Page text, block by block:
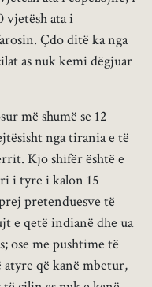
vjetësh ata i
Çdo ditë ka nga
as nuk kemi dëgjuar
më shumë se 12
nga tirania e të
Kjo shifër është e
i tyre i kalon 15
pretenduesve të
e qetë indianë dhe ua
ose me pushtime të
atyre që kanë mbetur,